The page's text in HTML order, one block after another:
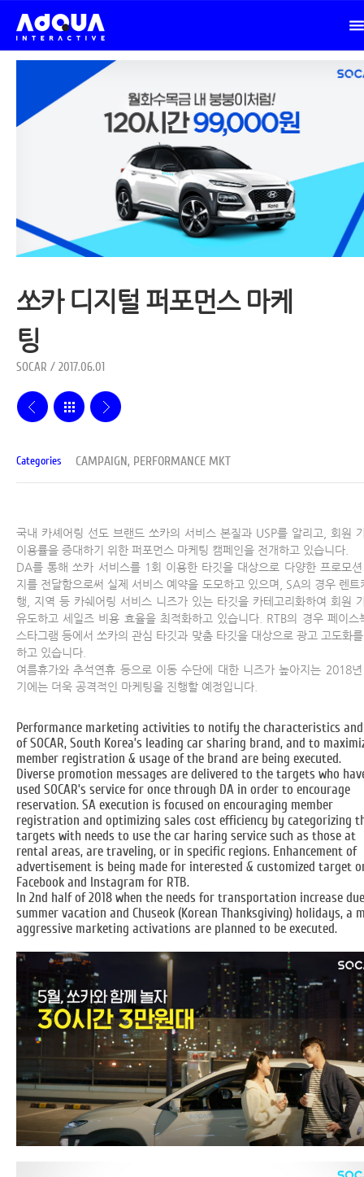
쏘카 디지털 퍼포먼스 마케
팅
SOCAR / 2017.06.01
Categories CAMPAIGN, PERFORMANCE MKT
국내 카셰어링 선도 브랜드 쏘카의 서비스 본질과 USP를 알리고, 회원
이용률을 증대하기 위한 퍼포먼스 마케팅 캠페인을 전개하고 있습니다.
DA를 통해 쏘카 서비스를 1회 이용한 타깃을 대상으로 다양한 프로모
지를 전달함으로써 실제 서비스 예약을 도모하고 있으며, SA의 경우 렌트
행, 지역 등 카쉐어링 서비스 니즈가 있는 타깃을 카테고리화하여 회원
유도하고 세일즈 비용 효율을 최적화하고 있습니다. RTB의 경우 페이스
스타그램 등에서 쏘카의 관심 타깃과 맞춤 타깃을 대상으로 광고 고도화
하고 있습니다.
여름휴가와 추석연휴 등으로 이동 수단에 대한 니즈가 높아지는 2018
기에는 더욱 공격적인 마케팅을 진행할 예정입니다.
Performance marketing activities to notify the characteristics and
of SOCAR, South Korea’s leading car sharing brand, and to
member registration & usage of the brand are being executed.
Diverse promotion messages are delivered to the targets who
used SOCAR’s service for once through DA in order to encourage
reservation. SA execution is focused on encouraging member
registration and optimizing sales cost efficiency by categorizing
targets with needs to use the car haring service such as those at
rental areas, are traveling, or in specific regions. Enhancement of
advertisement is being made for interested & customized target
Facebook and Instagram for RTB.
In 2nd half of 2018 when the needs for transportation increase
summer vacation and Chuseok (Korean Thanksgiving) holidays, a
aggressive marketing activations are planned to be executed.